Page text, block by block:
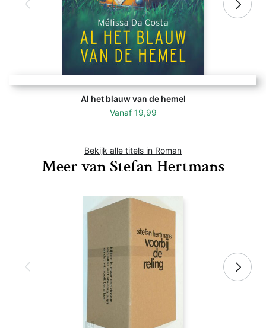
Al het blauw van de hemel
Vanaf 19,99
Bekijk alle titels in Roman
Meer van Stefan Hertmans